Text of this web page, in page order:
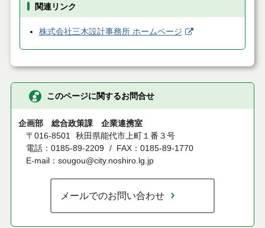
関連リンク
株式会社三木設計事務所 ホームページ
このページに関するお問合せ
企画部 総合政策課 企業連携室
〒016-8501
秋田県能代市上町１番３号
電話：0185-89-2209
FAX：0185-89-1770
E-mail：sougou@city.noshiro.lg.jp
メールでのお問い合わせ